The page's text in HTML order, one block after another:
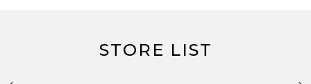
STORE LIST